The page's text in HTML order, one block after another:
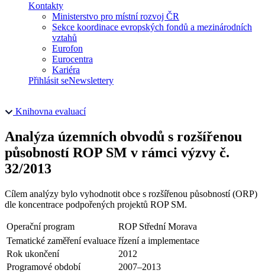
Kontakty
Ministerstvo pro místní rozvoj ČR
Sekce koordinace evropských fondů a mezinárodních
vztahů
Eurofon
Eurocentra
Kariéra
Přihlásit seNewslettery
Knihovna evaluací
Analýza územních obvodů s rozšířenou
působností ROP SM v rámci výzvy č.
32/2013
Cílem analýzy bylo vyhodnotit obce s rozšířenou působností (ORP)
dle koncentrace podpořených projektů ROP SM.
Operační program
ROP Střední Morava
Tematické zaměření evaluace řízení a implementace
Rok ukončení
2012
Programové období
2007–2013